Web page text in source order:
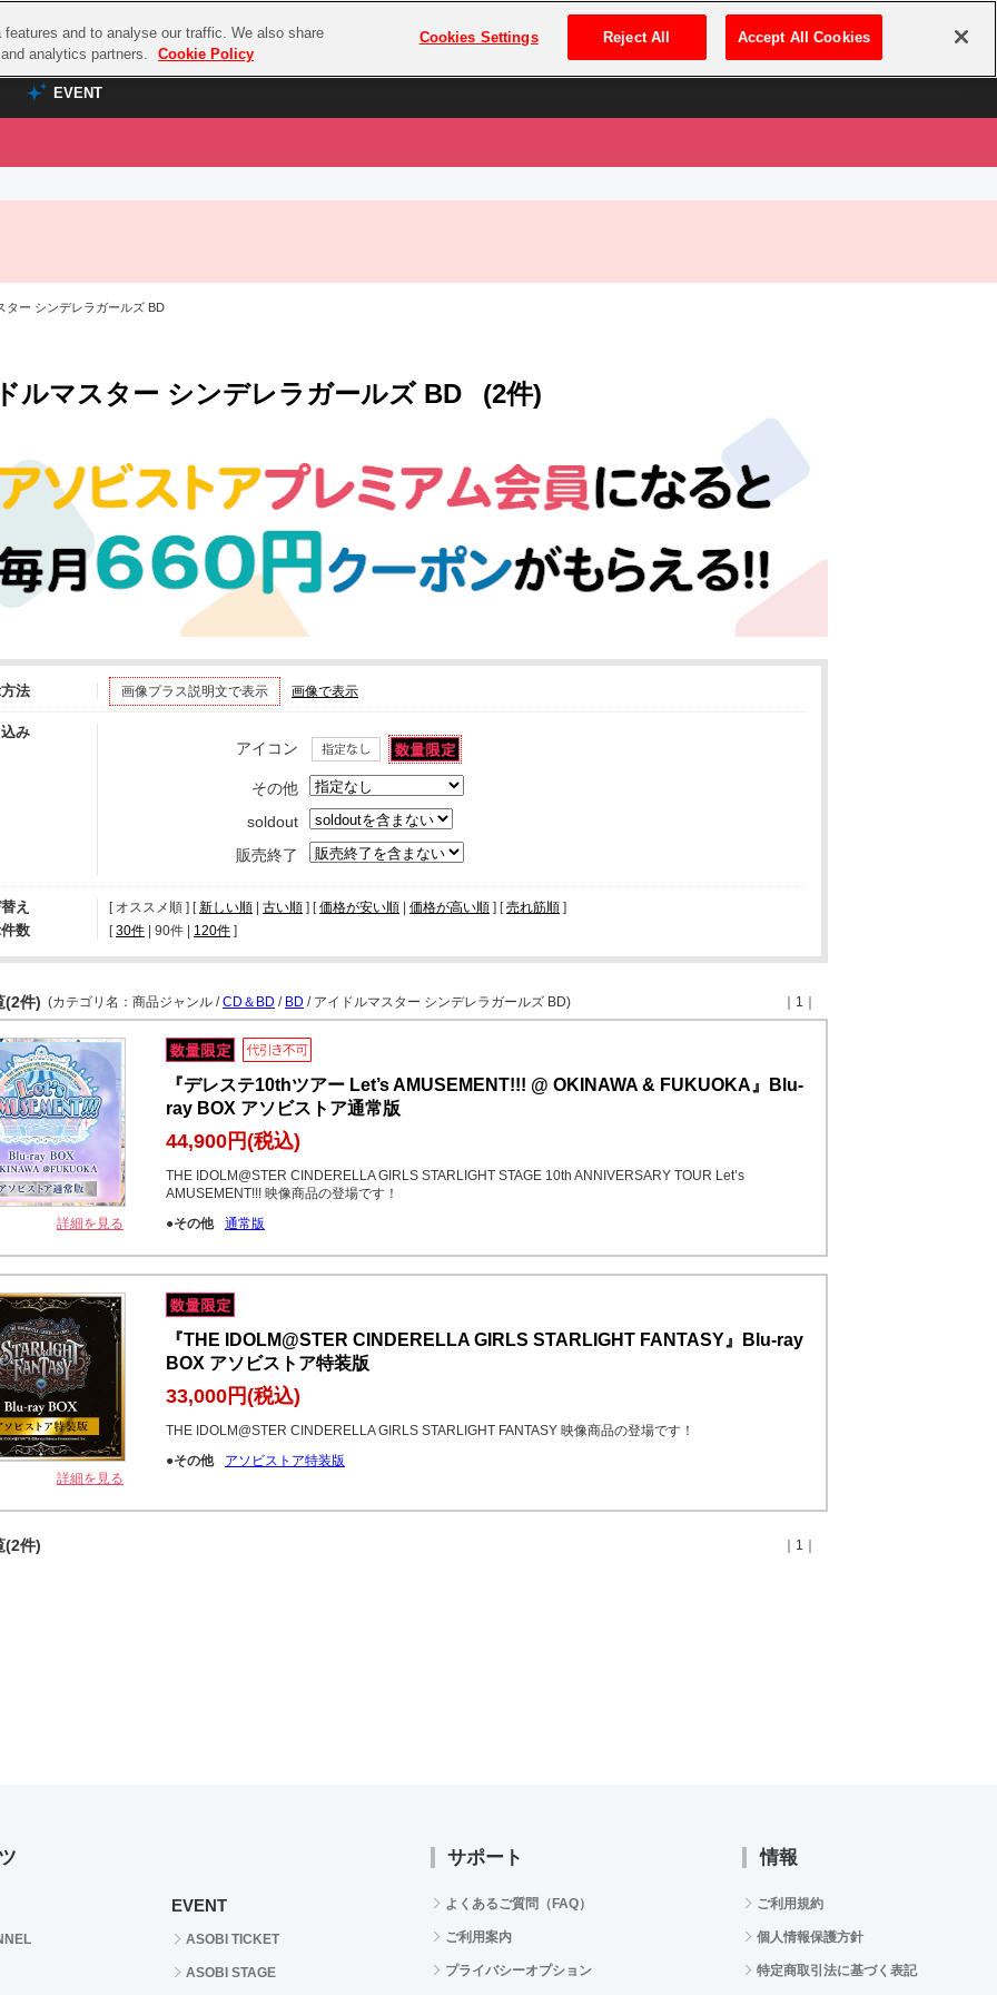
プレミアム会員とは ログイン・新規登録
EVENT
EVENT
ASOBI STAGE
マジック
ボール
ラブライブ！サンシャイン‼
モフモフパレード
ー シンデレラガールズ BD
ルマスター シンデレラガールズ BD (2件)
法 画像プラス説明文で表示 画像で表示
み
アイコン
その他
soldout
販売終了
え [ オススメ順 ] [新しい順 | 古い順 ] [価格が安い順 | 価格が高い順 ] [売れ筋順 ]
数 [ 30件 | 90件 | 120件 ]
(2件) ｜1｜
(カテゴリ名：商品ジャンル /CD＆BD / BD / アイドルマスター シンデレラガールズ BD)
詳細を見る
『デレステ10thツアー Let’s AMUSEMENT!!! @ OKINAWA & FUKUOKA』Blu-
ray BOX アソビストア通常版
44,900円(税込)
THE IDOLM@STER CINDERELLA GIRLS STARLIGHT STAGE 10th ANNIVERSARY TOUR Let’s
AMUSEMENT!!! 映像商品の登場です！
●その他
通常版
詳細を見る
『THE IDOLM@STER CINDERELLA GIRLS STARLIGHT FANTASY』Blu-ray
BOX アソビストア特装版
33,000円(税込)
THE IDOLM@STER CINDERELLA GIRLS STARLIGHT FANTASY 映像商品の登場です！
●その他
アソビストア特装版
(2件) ｜1｜
EVENT
ASOBI TICKET
ASOBI STAGE
サポート
よくあるご質問（FAQ）
ご利用案内
プライバシーオプション
情報
ご利用規約
個人情報保護方針
特定商取引法に基づく表記
and to analyse our traffic. We also share
analytics partners.
Cookie Policy
Cookies Settings Reject All Accept All Cookies